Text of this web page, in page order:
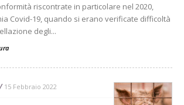
riscontrate in particolare nel 2020,
Covid-19, quando si erano verificate difficoltà
degli...
15 Febbraio 2022